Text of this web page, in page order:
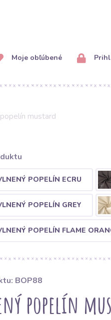
Moje obľúbené
mustard
POPELÍN ECRU
POPELÍN GREY
POPELÍN FLAME
BOP88
popelín